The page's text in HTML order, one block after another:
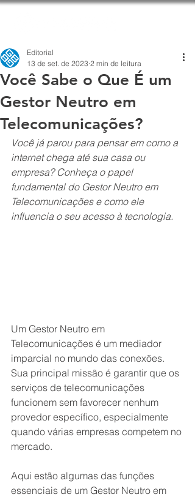
Você Sabe o Que É um
Gestor Neutro em
Telecomunicações?
Editorial
13 de set. de 2023 2 min de leitura
Você já parou para pensar em como a
internet chega até sua casa ou
empresa? Conheça o papel
fundamental do Gestor Neutro em
Telecomunicações e como ele
influencia o seu acesso à tecnologia.
Um Gestor Neutro em
Telecomunicações é um mediador
imparcial no mundo das conexões.
Sua principal missão é garantir que os
serviços de telecomunicações
funcionem sem favorecer nenhum
provedor específico, especialmente
quando várias empresas competem no
mercado.
Aqui estão algumas das funções
essenciais de um Gestor Neutro em